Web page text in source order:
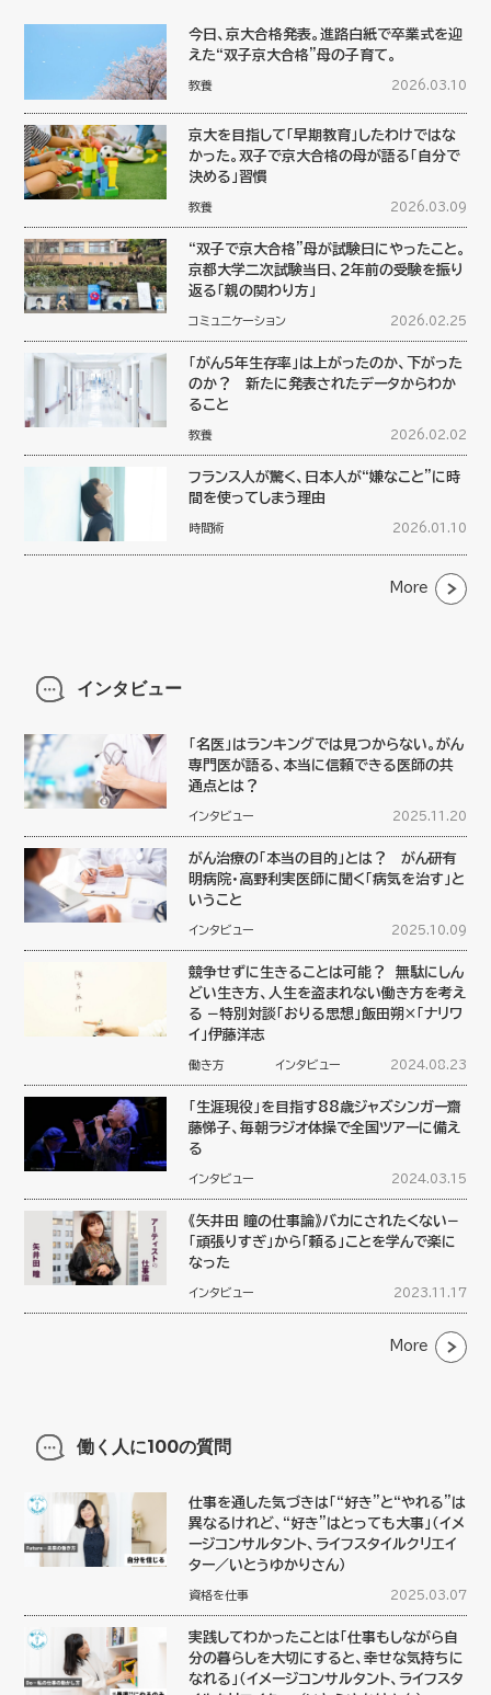
今日、京大合格発表。進路白紙で卒業式を迎
えた“双子京大合格”母の子育て。
教養 2026.03.10
京大を目指して「早期教育」したわけではな
かった。双子で京大合格の母が語る「自分で
決める」習慣
教養 2026.03.09
“双子で京大合格”母が試験日にやったこと。
京都大学二次試験当日、２年前の受験を振り
返る「親の関わり方」
コミュニケーション 2026.02.25
「がん５年生存率」は上がったのか、下がった
のか？ 新たに発表されたデータからわか
ること
教養 2026.02.02
フランス人が驚く、日本人が“嫌なこと”に時
間を使ってしまう理由
時間術 2026.01.10
More
インタビュー
「名医」はランキングでは見つからない。がん
専門医が語る、本当に信頼できる医師の共
通点とは？
インタビュー 2025.11.20
がん治療の「本当の目的」とは？ がん研有
明病院・高野利実医師に聞く「病気を治す」と
いうこと
インタビュー 2025.10.09
競争せずに生きることは可能？ 無駄にしん
どい生き方、人生を盗まれない働き方を考え
る −特別対談「おりる思想」飯田朔×「ナリワ
イ」伊藤洋志
働き方 インタビュー 2024.08.23
「生涯現役」を目指す88歳ジャズシンガー齋
藤悌子、毎朝ラジオ体操で全国ツアーに備え
る
インタビュー 2024.03.15
《矢井田 瞳の仕事論》バカにされたくない−
「頑張りすぎ」から「頼る」ことを学んで楽に
なった
インタビュー 2023.11.17
More
働く人に100の質問
仕事を通した気づきは「“好き”と“やれる”は
異なるけれど、“好き”はとっても大事」（イメ
ージコンサルタント、ライフスタイルクリエイ
ター／いとうゆかりさん）
資格を仕事 2025.03.07
実践してわかったことは「仕事もしながら自
分の暮らしを大切にすると、幸せな気持ちに
なれる」（イメージコンサルタント、ライフスタ